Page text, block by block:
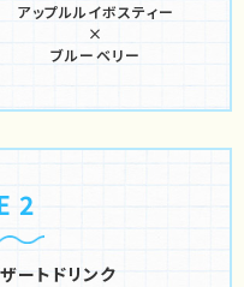
アップルルイボスティー
×
ブルーベリー
2
ートドリンク